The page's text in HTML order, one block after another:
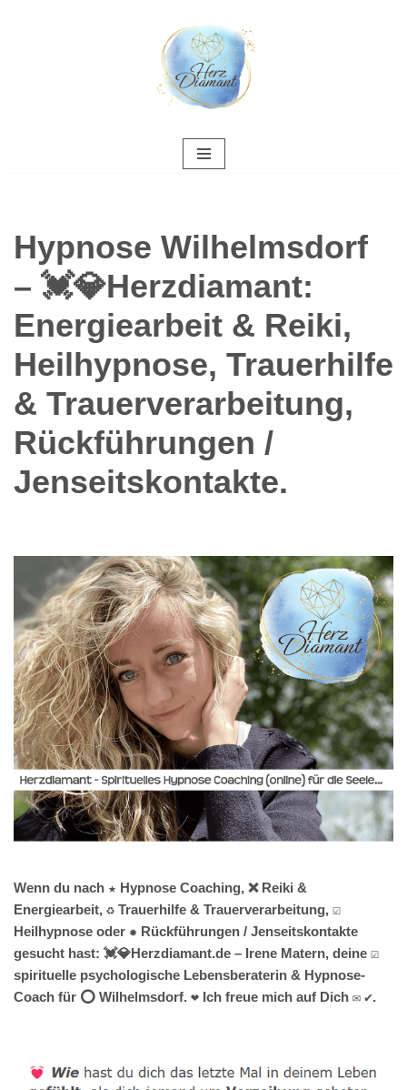
Hypnose Wilhelmsdorf
– 💓️💎Herzdiamant:
Energiearbeit & Reiki,
Heilhypnose, Trauerhilfe
& Trauerverarbeitung,
Rückführungen /
Jenseitskontakte.
Wenn du nach ★ Hypnose Coaching, ❌ Reiki &
Energiearbeit, ♻ Trauerhilfe & Trauerverarbeitung, ☑️
Heilhypnose oder ✹ Rückführungen / Jenseitskontakte
gesucht hast: 💓️💎Herzdiamant.de – Irene Matern, deine ☑️
spirituelle psychologische Lebensberaterin & Hypnose-
Coach für ⭕ Wilhelmsdorf. ❤ Ich freue mich auf Dich ✉ ✔.